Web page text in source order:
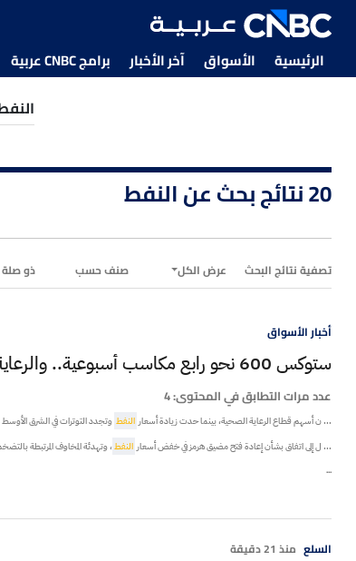
الرئيسية الأسواق آخر الأخبار برامج CNBC عربية
20 نتائج بحث عن النفط
تصفية نتائج البحث عرض الكل صنف حسب ذو صلة
أخبار الأسواق
ستوكس 600 نحو رابع مكاسب أسبوعية.. والرعاية الصحية تتصدر
عدد مرات التطابق في المحتوى:4
... ن أسهم قطاع الرعاية الصحية، بينما حدت زيادة أسعار النفط وتجدد التوترات في الشرق
... ل إلى اتفاق بشأن إعادة فتح مضيق هرمز في خفض أسعار النفط، وتهدئة المخاوف المرتبطة
...
السلع منذ 21 دقيقة